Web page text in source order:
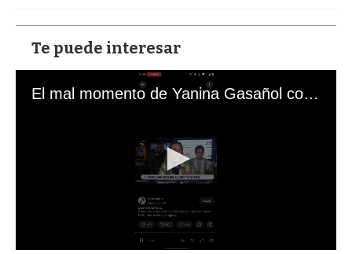
Te puede interesar
El mal momento de Yanina Gasañol con un hincha argentino en "Subrayado"